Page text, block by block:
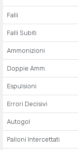
Falli
Falli Subiti
Ammonizioni
Doppie Amm.
Espulsioni
Errori Decisivi
Autogol
Palloni Intercettati